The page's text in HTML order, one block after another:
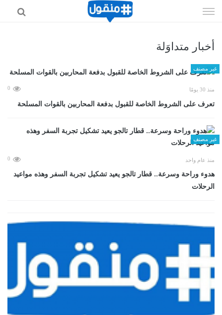
الى
أخبار متداوَلة
غير مصنف
منذ 30 يومًا 0
تعرف على الشروط الخاصة للقبول بدفعة المحاربين بالقوات المسلحة
غير مصنف
منذ عام واحد 0
هدوء وراحة وسرعة.. قطار تالجو يعيد تشكيل تجربة السفر وهذه مواعيد
الرحلات